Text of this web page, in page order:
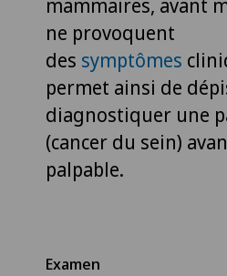
mammaires, avant
ne provoquent
des symptômes
permet ainsi de
diagnostiquer une
(cancer du sein)
palpable.
Examen